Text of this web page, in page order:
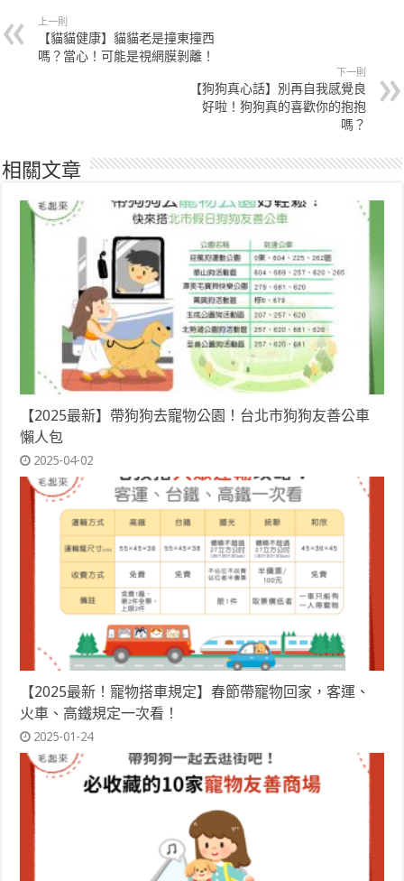
上一則
【貓貓健康】貓貓老是撞東撞西
嗎？當心！可能是視網膜剝離！
下一則
【狗狗真心話】別再自我感覺良
好啦！狗狗真的喜歡你的抱抱
嗎？
相關文章
【2025最新】帶狗狗去寵物公園！台北市狗狗友善公車
懶人包
2025-04-02
【2025最新！寵物搭車規定】春節帶寵物回家，客運、
火車、高鐵規定一次看！
2025-01-24